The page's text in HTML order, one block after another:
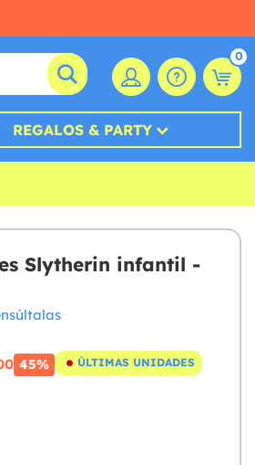
0
REGALOS & PARTY
Slytherin infantil -
45% ÚLTIMAS UNIDADES